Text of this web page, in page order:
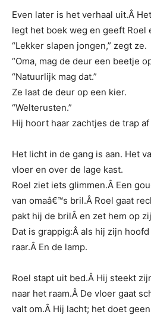
Even later is het verhaal uit.Â
legt het boek weg en geeft Roel
“Lekker slapen jongen,” zegt ze.
“Oma, mag de deur een beetje
“Natuurlijk mag dat.”
Ze laat de deur op een kier.
“Welterusten.”
Hij hoort haar zachtjes de trap
Het licht in de gang is aan. Het
vloer en over de lage kast.
Roel ziet iets glimmen.Â Een
van omaâ€™s bril.Â Roel gaat
pakt hij de brilÂ en zet hem op
Dat is grappig:Â als hij zijn
raar.Â En de lamp.
Roel stapt uit bed.Â Hij steekt
naar het raam.Â De vloer gaat
valt om.Â Hij lacht; het doet